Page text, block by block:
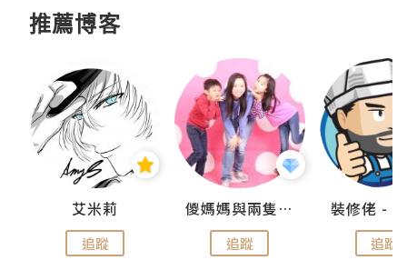
推薦博客
艾米莉
追蹤
儍媽媽與兩隻小魔怪之家
追蹤 追蹤